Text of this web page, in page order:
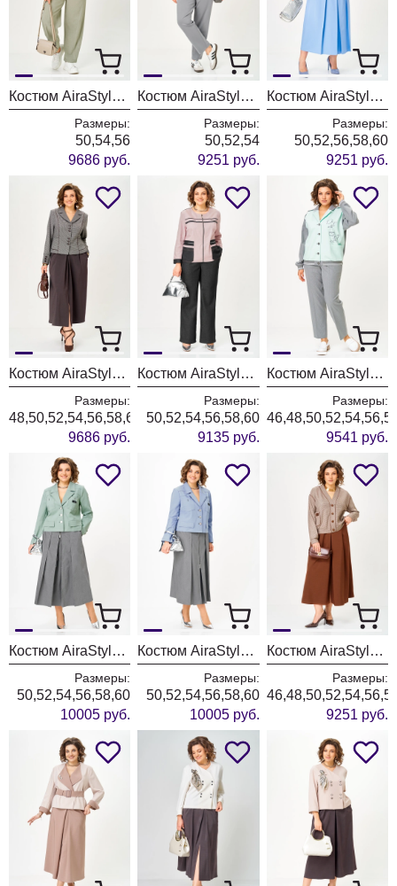
Костюм AiraStyle 24250
Размеры:
50,54,56
9686 руб.
Костюм AiraStyle 24241А мята
Размеры:
50,52,54
9251 руб.
Костюм AiraStyle 24140
Размеры:
50,52,56,58,60
9251 руб.
Костюм AiraStyle 24133 серый+коричневый
Размеры:
48,50,52,54,56,58,60
9686 руб.
Костюм AiraStyle 24249 пудра+графит
Размеры:
50,52,54,56,58,60
9135 руб.
Костюм AiraStyle 24231 мятно-серый
Размеры:
9541 руб.
Костюм AiraStyle 24139 серо-зеленый
Размеры:
50,52,54,56,58,60
10005 руб.
Костюм AiraStyle 24139 серо-голубой
Размеры:
50,52,54,56,58,60
10005 руб.
Костюм AiraStyle 24131 бежево-коричневый
Размеры:
9251 руб.